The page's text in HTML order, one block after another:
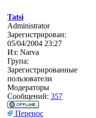
Tatsi
Administrator
Зарегистрирован:
05/04/2004 23:27
Из: Narva
Група:
Зарегистрированные
пользователи
Модераторы
Сообщений: 357
Перенос